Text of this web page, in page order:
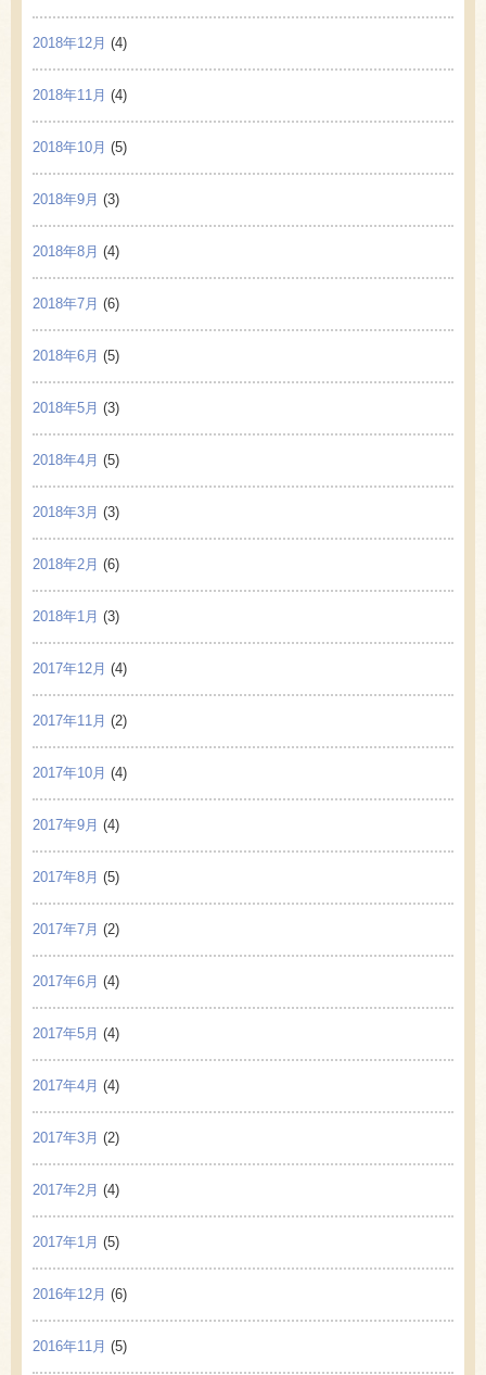
2018年12月 (4)
2018年11月 (4)
2018年10月 (5)
2018年9月 (3)
2018年8月 (4)
2018年7月 (6)
2018年6月 (5)
2018年5月 (3)
2018年4月 (5)
2018年3月 (3)
2018年2月 (6)
2018年1月 (3)
2017年12月 (4)
2017年11月 (2)
2017年10月 (4)
2017年9月 (4)
2017年8月 (5)
2017年7月 (2)
2017年6月 (4)
2017年5月 (4)
2017年4月 (4)
2017年3月 (2)
2017年2月 (4)
2017年1月 (5)
2016年12月 (6)
2016年11月 (5)